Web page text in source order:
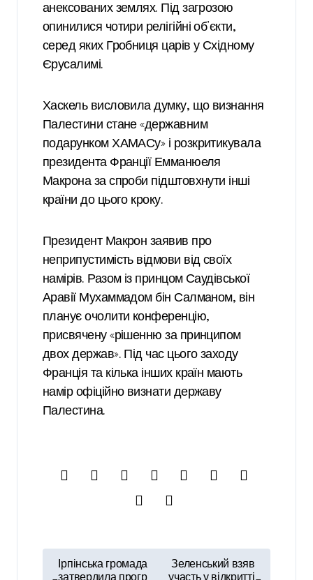
анексованих землях. Під загрозою
опинилися чотири релігійні об’єкти,
серед яких Гробниця царів у Східному
Єрусалимі.
Хаскель висловила думку, що визнання
Палестини стане «державним
подарунком ХАМАСу» і розкритикувала
президента Франції Емманюеля
Макрона за спроби підштовхнути інші
країни до цього кроку.
Президент Макрон заявив про
неприпустимість відмови від своїх
намірів. Разом із принцом Саудівської
Аравії Мухаммадом бін Салманом, він
планує очолити конференцію,
присвячену «рішенню за принципом
двох держав». Під час цього заходу
Франція та кілька інших країн мають
намір офіційно визнати державу
Палестина.
Ірпінська громада
затвердила прогр
Зеленський взяв
участь у відкритті